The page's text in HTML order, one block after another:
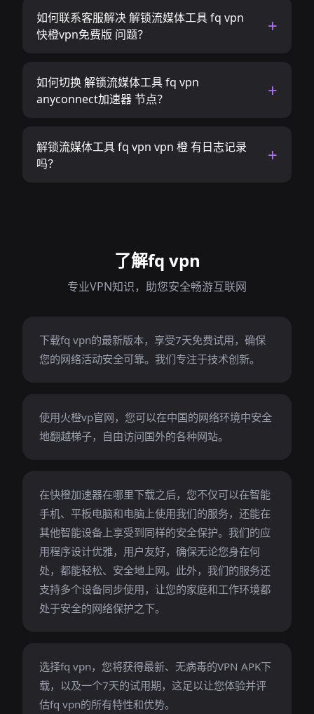
如何联系客服解决 解锁流媒体工具 fq vpn
快橙vpn免费版 问题？
如何切换 解锁流媒体工具 fq vpn
anyconnect加速器 节点？
解锁流媒体工具 fq vpn vpn 橙 有日志记录
吗？
了解fq vpn
专业VPN知识，助您安全畅游互联网
下载fq vpn的最新版本，享受7天免费试用，确保
您的网络活动安全可靠。我们专注于技术创新。
使用火橙vp官网，您可以在中国的网络环境中安全
地翻越梯子，自由访问国外的各种网站。
在快橙加速器在哪里下载之后，您不仅可以在智能
手机、平板电脑和电脑上使用我们的服务，还能在
其他智能设备上享受到同样的安全保护。我们的应
用程序设计优雅，用户友好，确保无论您身在何
处，都能轻松、安全地上网。此外，我们的服务还
支持多个设备同步使用，让您的家庭和工作环境都
处于安全的网络保护之下。
选择fq vpn，您将获得最新、无病毒的VPN APK下
载，以及一个7天的试用期，这足以让您体验并评
估fq vpn的所有特性和优势。